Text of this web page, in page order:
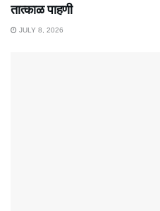
तात्काळ पाहणी
JULY 8, 2026